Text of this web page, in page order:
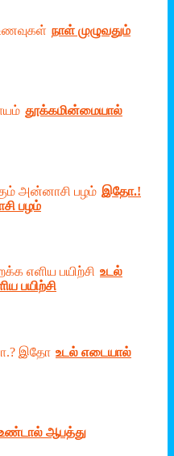
நாள் முழுவதும்
தூக்கமின்மையால்
இதோ.!
பழம்
உடல்
பயிற்சி
உடல் எடையால்
உண்டால் ஆபத்து